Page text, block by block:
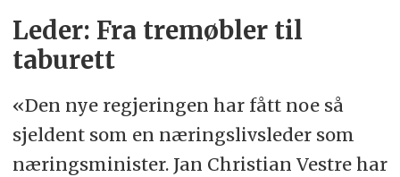
Leder: Fra tremøbler til
taburett
«Den nye regjeringen har fått noe så
sjeldent som en næringslivsleder som
næringsminister. Jan Christian Vestre har